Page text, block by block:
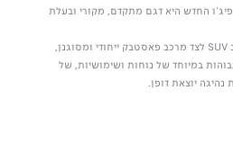
לוגו פיג'ו החדש היא דגם מתקדם, מקורי ובעלת
זהו דגם עם מאפיינים של רכב SUV לצד מרכב פאסטבק ייחודי ומסוגנן,
במיוחד של נוחות ושימושיות, של
נהיגה יוצאת דופן.